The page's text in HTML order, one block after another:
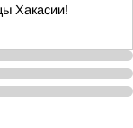
Хакасии!